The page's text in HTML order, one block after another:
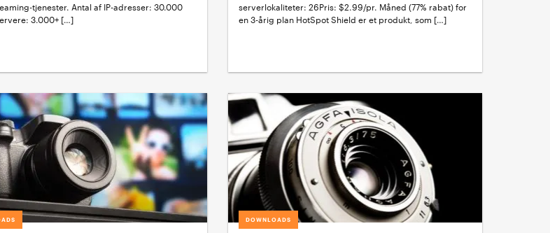
tjenester. Antal af IP-adresser: 30.000
3.000+ […]
serverlokaliteter: 26Pris: $2.99/pr. Måned (77% rabat) for
en 3-årig plan HotSpot Shield er et produkt, som […]
DOWNLOADS